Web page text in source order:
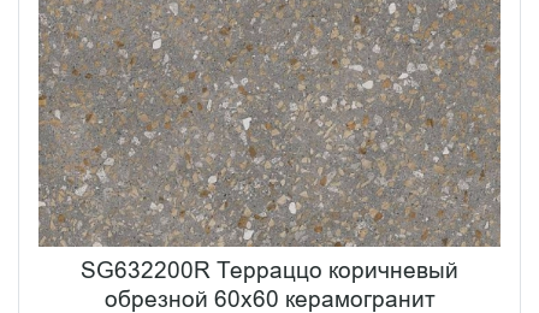
SG632200R Терраццо коричневый
обрезной 60x60 керамогранит